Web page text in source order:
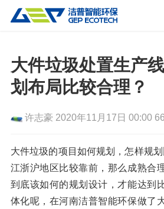
双轴撕碎机
垃圾破袋机
粉碎设备
环锤式粉碎
轮胎钢丝分
破碎设备
反击式破碎
挤压成型设
解决方案
服务支持
新闻资讯
走进洁普
大件垃圾处置生产
划布局比较合理？
许志豪 2020年11月17日 00:00
大件垃圾的项目如何规划，怎样规
江浙沪地区比较靠前，那么成熟合
到底该如何的规划设计，才能达到
体化呢，在河南洁普智能环保做了